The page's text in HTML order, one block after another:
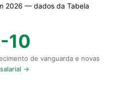
2026 — dados da Tabela
10
de vanguarda e novas
→